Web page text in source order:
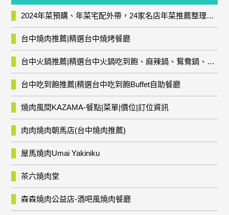
2024年菜預購、年菜宅配外帶，24家名店年菜推薦整理，圍爐輕鬆上菜團圓趣
台中燒肉推薦|精選台中燒烤餐廳
台中火鍋推薦|精選台中火鍋吃到飽、麻辣鍋、鴛鴦鍋、石頭火鍋、酸菜白肉鍋、海鮮鍋、燒酒雞、麻油雞、壽喜燒等熱門人氣火鍋店!
台中吃到飽推薦|精選台中吃到飽Buffet自助餐廳
燒肉風間KAZAMA-餐點|菜單|價位|訂位資訊
肉肉燒肉朝馬店(台中燒肉推薦)
屋馬燒肉Umai Yakiniku
茶六燒肉堂
森森燒肉公益店-酒吧風燒肉餐廳